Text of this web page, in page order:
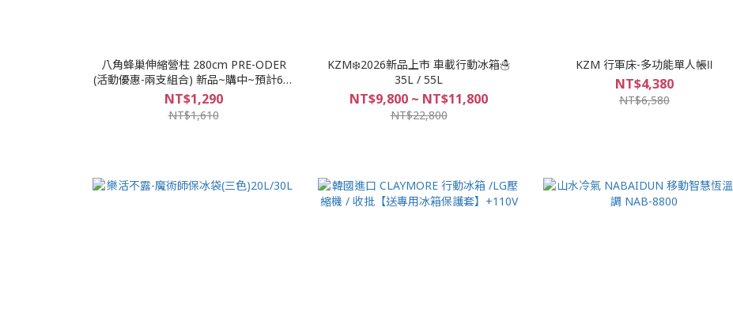
八角蜂巢伸縮營柱 280cm PRE-ODER
(活動優惠-兩支組合) 新品~購中~預計6月
中到貨
NT$1,290
NT$1,610
KZM❄️2026新品上市 車載行動冰箱☃️
35L / 55L
NT$9,800 ~ NT$11,800
NT$22,800
KZM 行軍床-多功能單人帳Ⅱ
NT$4,380
NT$6,580